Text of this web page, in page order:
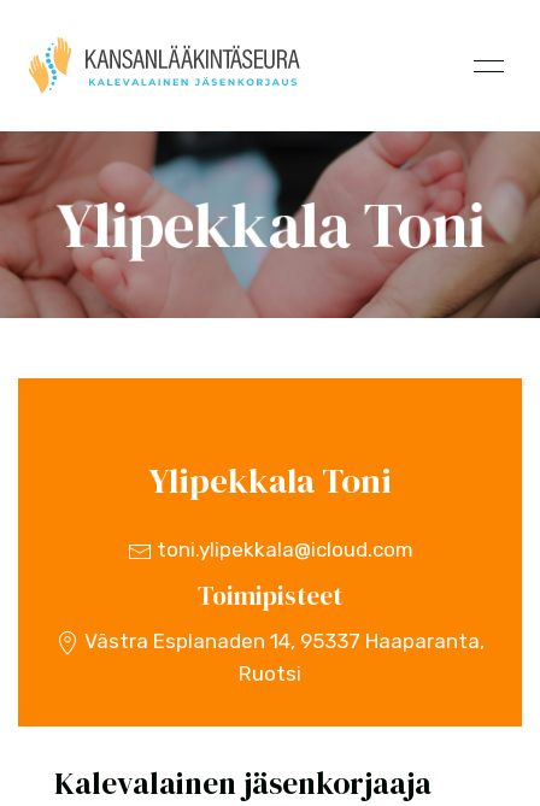
Ylipekkala Toni
Ylipekkala Toni
toni.ylipekkala@icloud.com
Toimipisteet
Västra Esplanaden 14, 95337 Haaparanta,
Ruotsi
Kalevalainen jäsenkorjaaja